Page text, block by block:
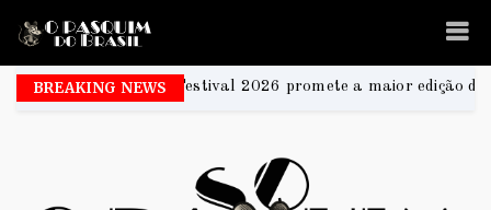
BREAKING NEWS
Festival 2026 promete a maior edição da história e